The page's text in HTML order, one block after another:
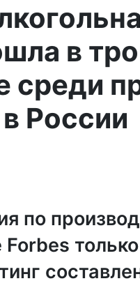
в
среди
России
по
Forbes